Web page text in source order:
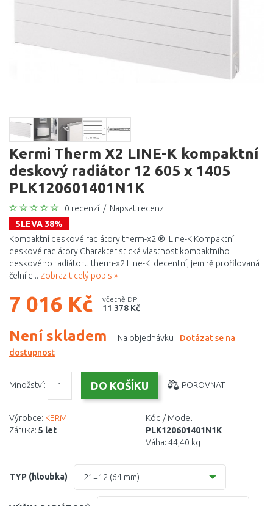
Kermi Therm X2 LINE-K kompaktní
deskový radiátor 12 605 x 1405
PLK120601401N1K
0 recenzí / Napsat recenzi
SLEVA 38%
Kompaktní deskové radiátory therm-x2 ® Line-K Kompaktní
deskové radiátory Charakteristická vlastnost kompaktního
deskového radiátoru therm-x2 Line-K: decentní, jemně profilovaná
čelní d... Zobrazit celý popis »
7 016 Kč včetně DPH
11 378 Kč
Není skladem Na objednávku
Dotázat se na
dostupnost
Množství: POROVNAT
Výrobce: KERMI
Záruka: 5 let
Kód / Model:
PLK120601401N1K
Váha: 44,40 kg
TYP (hloubka) 21=12 (64 mm)
10 (61 mm)